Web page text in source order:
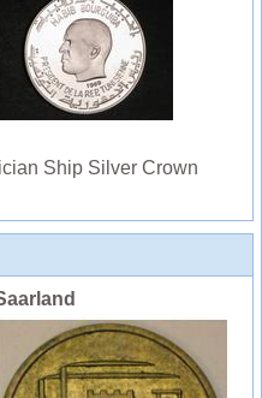
Ship Silver Crown